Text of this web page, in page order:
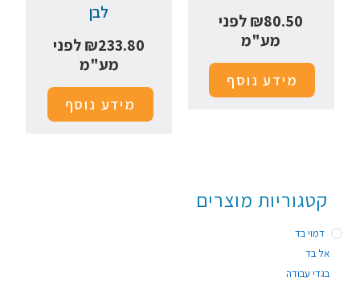
₪80.50
לפני
מע"מ
מידע נוסף
לבן
₪233.80
לפני
מע"מ
מידע נוסף
קטגוריות מוצרים
דמוי בד
אל בד
בגדי עבודה